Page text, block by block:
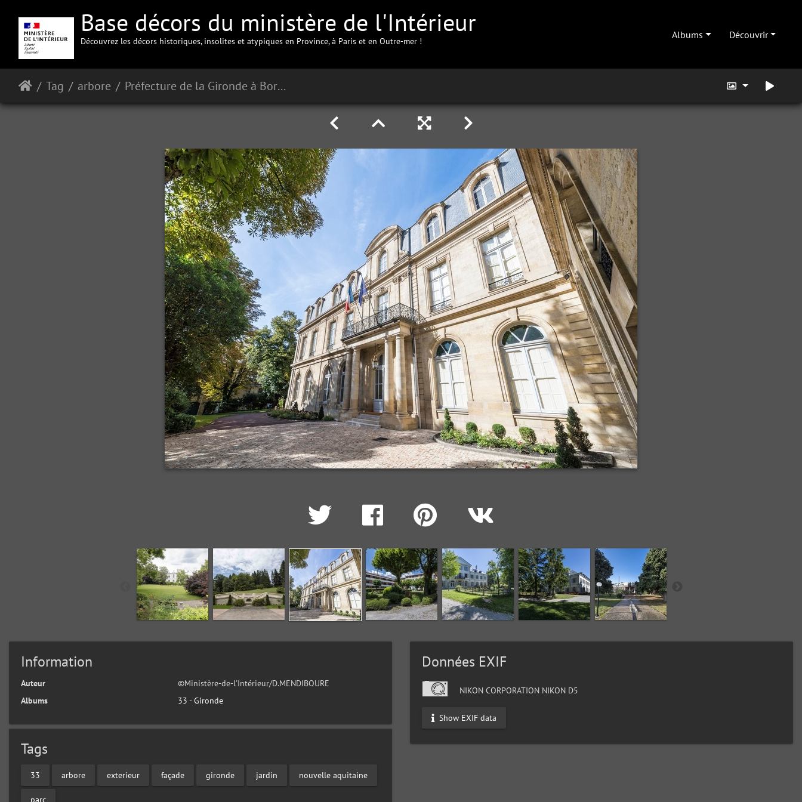
Base décors du ministère de l'Intérieur
Découvrez les décors historiques, insolites et atypiques en Province, à Paris et en Outre-mer !
Albums Découvrir
Tag arbore Préfecture de la Gironde à Bordeaux
Information
Auteur
©Ministère-de-l'Intérieur/D.MENDIBOURE
Albums
33 - Gironde
Tags
33 arbore exterieur façade gironde jardin nouvelle aquitaine
parc
Données EXIF
NIKON CORPORATION NIKON D5
Show EXIF data